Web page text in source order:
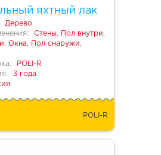
яхтный лак
Дерево
Стены, Пол внутри,
Окна, Пол снаружи,
POLI-R
3 года
POLI-R